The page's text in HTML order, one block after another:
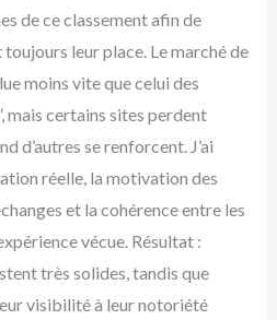
de ce classement afin de
leur place. Le marché de
moins vite que celui des
mais certains sites perdent
d’autres se renforcent. J’ai
réelle, la motivation des
et la cohérence entre les
vécue. Résultat :
très solides, tandis que
visibilité à leur notoriété